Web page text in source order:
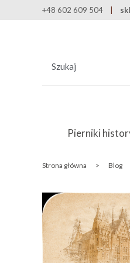
+48 602 609 504
Pierniki
Strona główna > Blog